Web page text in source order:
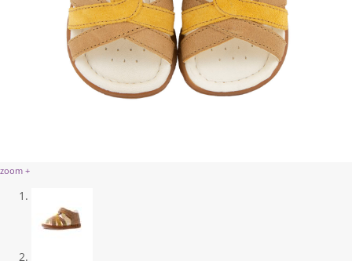
zoom +